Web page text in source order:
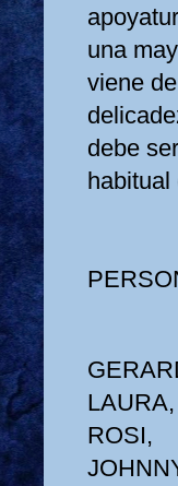
una
viene
debe
habitual
ROSI,